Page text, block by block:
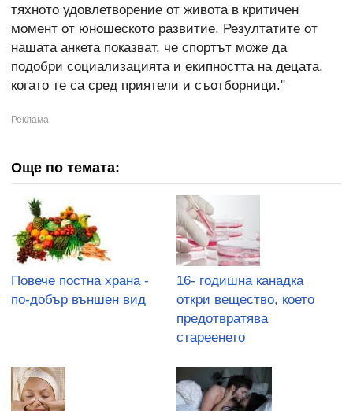
тяхното удовлетворение от живота в критичен
момент от юношеското развитие. Резултатите от
нашата анкета показват, че спортът може да
подобри социализацията и екипността на децата,
когато те са сред приятели и съотборници."
Още по темата:
Повече постна храна -
по-добър външен вид
16- годишна канадка
откри вещество, което
предотвратява
стареенето